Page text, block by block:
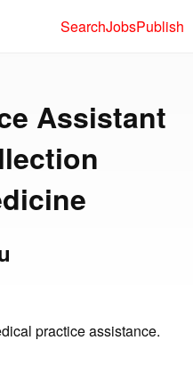
SearchJobsPublish
Assistant
practice assistance.